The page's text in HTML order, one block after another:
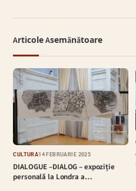
Articole Asemănătoare
CULTURĂ14 FEBRUARIE 2025
DIALOGUE –DIALOG – expoziție
personală la Londra a…